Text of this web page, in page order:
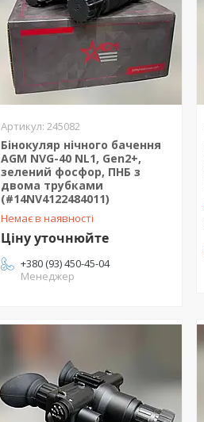
245082
Бінокуляр нічного бачення
AGM NVG-40 NL1, Gen2+,
зелений фосфор, ПНБ з
двома трубками
(#14NV4122484011)
Немає в наявності
Ціну уточнюйте
+380 (93) 450-45-04
Менеджер